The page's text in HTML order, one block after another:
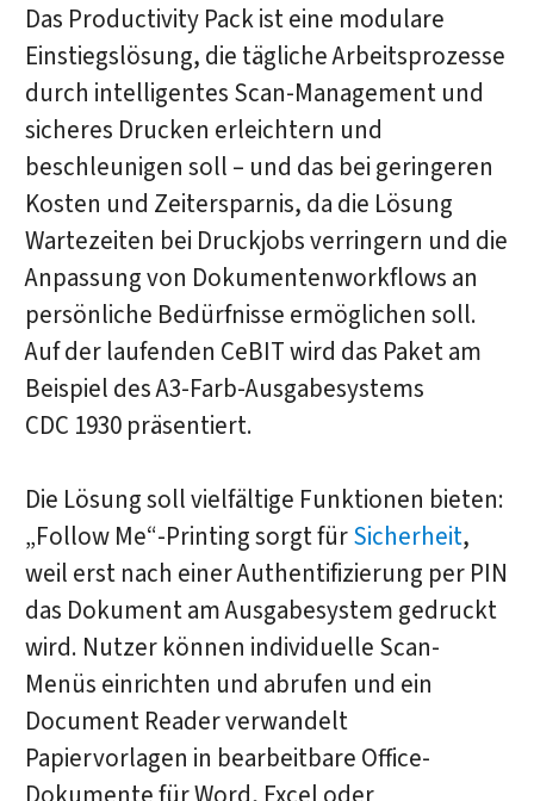
Das Productivity Pack ist eine modulare
Einstiegslösung, die tägliche Arbeitsprozesse
durch intelligentes Scan-Management und
sicheres Drucken erleichtern und
beschleunigen soll – und das bei geringeren
Kosten und Zeitersparnis, da die Lösung
Wartezeiten bei Druckjobs verringern und die
Anpassung von Dokumentenworkflows an
persönliche Bedürfnisse ermöglichen soll.
Auf der laufenden CeBIT wird das Paket am
Beispiel des A3-Farb-Ausgabesystems
CDC 1930 präsentiert.
Die Lösung soll vielfältige Funktionen bieten:
„Follow Me“-Printing sorgt fürSicherheit,
weil erst nach einer Authentifizierung per PIN
das Dokument am Ausgabesystem gedruckt
wird. Nutzer können individuelle Scan-
Menüs einrichten und abrufen und ein
Document Reader verwandelt
Papiervorlagen in bearbeitbare Office-